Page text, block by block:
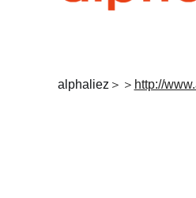
alphaliez ＞＞ http://